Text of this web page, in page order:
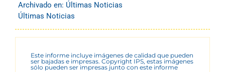
Archivado en: Últimas Noticias
Últimas Noticias
Este informe incluye imágenes de calidad que pueden
ser bajadas e impresas. Copyright IPS, estas imágenes
sólo pueden ser impresas junto con este informe